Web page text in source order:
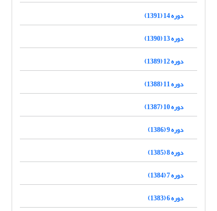
دوره 14 (1391)
دوره 13 (1390)
دوره 12 (1389)
دوره 11 (1388)
دوره 10 (1387)
دوره 9 (1386)
دوره 8 (1385)
دوره 7 (1384)
دوره 6 (1383)